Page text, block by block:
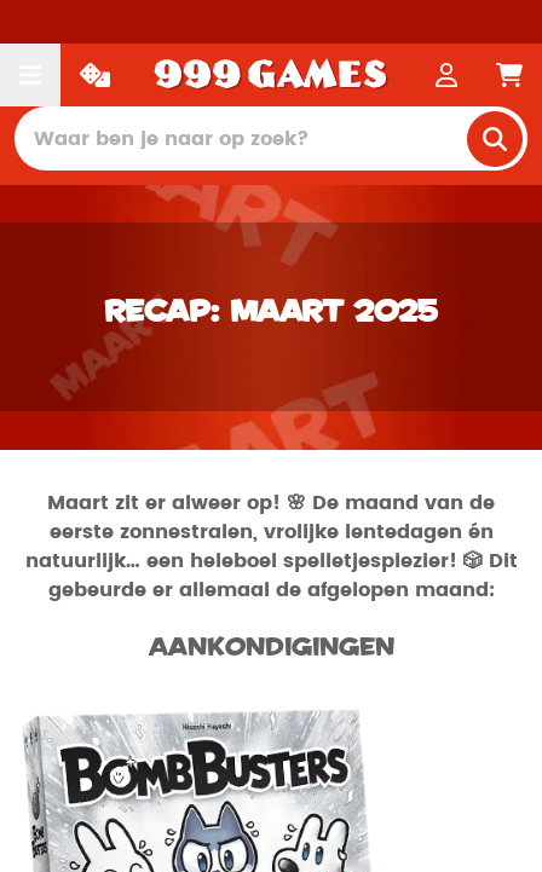
Recap: Maart 2025
Maart zit er alweer op! 🌸 De maand van de
eerste zonnestralen, vrolijke lentedagen én
natuurlijk… een heleboel spelletjesplezier! 🎲 Dit
gebeurde er allemaal de afgelopen maand:
Aankondigingen